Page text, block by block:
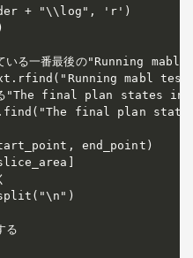
+ "\\log", 'r')
ている一番最後の"Running
mabl
る"The final plan states in
final plan
end_point)
る